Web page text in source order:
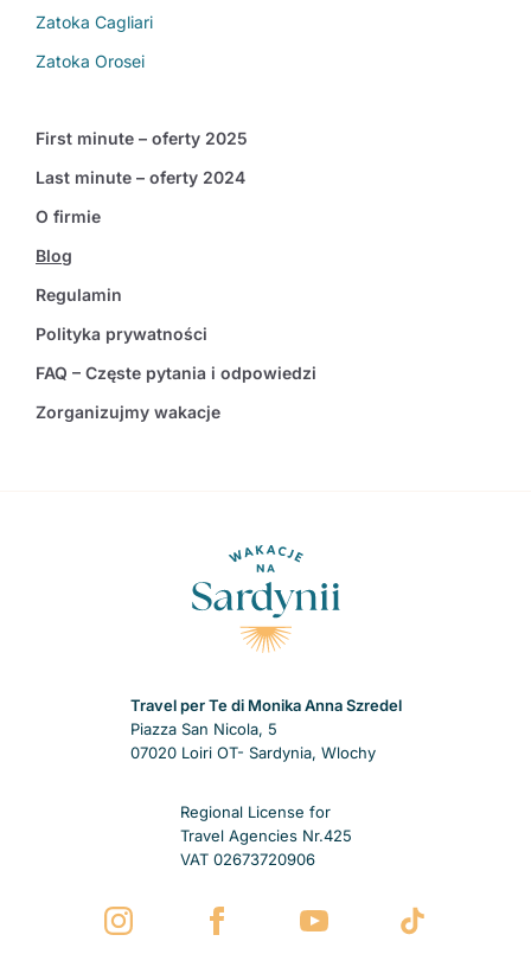
Zatoka Cagliari
Zatoka Orosei
First minute – oferty 2025
Last minute – oferty 2024
O firmie
Blog
Regulamin
Polityka prywatności
FAQ – Częste pytania i odpowiedzi
Zorganizujmy wakacje
Travel per Te di Monika Anna Szredel
Piazza San Nicola, 5
07020 Loiri OT- Sardynia, Wlochy
Regional License for
Travel Agencies Nr.425
VAT 02673720906